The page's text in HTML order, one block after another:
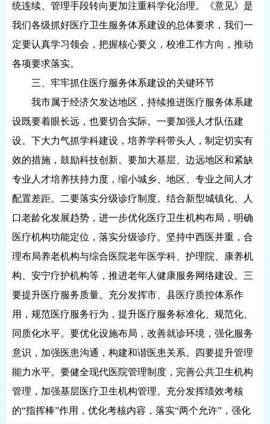
统连续、管理手段转向更加注重科学化治理。《意见》是
我们各级抓好医疗卫生服务体系建设的总体要求，我们一
定要认真学习领会，把握核心要义，校准工作方向，推动
各项要求落实。
三、牢牢抓住医疗服务体系建设的关键环节
我市属于经济欠发达地区，持续推进医疗服务体系建
设既要着眼长远，也要切合实际。一要加强人才队伍建
设。下大力气抓学科建设，培养学科带头人，制定切实有
效的措施，鼓励科技创新。要加大基层、边远地区和紧缺
专业人才培养扶持力度，缩小城乡、地区、专业之间人才
配置差距。二要落实分级诊疗制度。结合新型城镇化、人
口老龄化发展趋势，进一步优化医疗卫生机构布局，明确
医疗机构功能定位，落实分级诊疗。坚持中西医并重，合
理布局养老机构与综合医院老年医学科、护理院、康养机
构、安宁疗护机构等，推进老年人健康服务网络建设。三
要提升医疗服务质量。充分发挥市、县医疗质控体系作
用，规范医疗服务行为，提升医疗服务标准化、规范化、
同质化水平。要优化设施布局，改善就诊环境，强化服务
意识，加强医患沟通，构建和谐医患关系。四要提升管理
能力水平。要健全现代医院管理制度，完善公共卫生机构
管理，加强基层医疗卫生机构管理。充分发挥绩效考核
的“指挥棒”作用，优化考核内容，落实“两个允许”，强化